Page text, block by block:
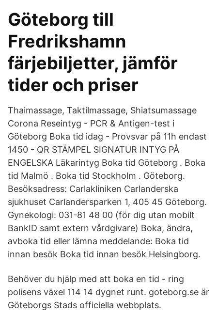
Göteborg till
Fredrikshamn
färjebiljetter, jämför
tider och priser
Thaimassage, Taktilmassage, Shiatsumassage
Corona Reseintyg - PCR & Antigen-test i
Göteborg Boka tid idag - Provsvar på 11h endast
1450 - QR STÄMPEL SIGNATUR INTYG PÅ
ENGELSKA Läkarintyg Boka tid Göteborg . Boka
tid Malmö . Boka tid Stockholm . Göteborg.
Besöksadress: Carlakliniken Carlanderska
sjukhuset Carlandersparken 1, 405 45 Göteborg.
Gynekologi: 031-81 48 00 (för dig utan mobilt
BankID samt extern vårdgivare) Boka, ändra,
avboka tid eller lämna meddelande: Boka tid
innan besök Boka tid innan besök Helsingborg.
Behöver du hjälp med att boka en tid - ring
polisens växel 114 14 dygnet runt. goteborg.se är
Göteborgs Stads officiella webbplats.